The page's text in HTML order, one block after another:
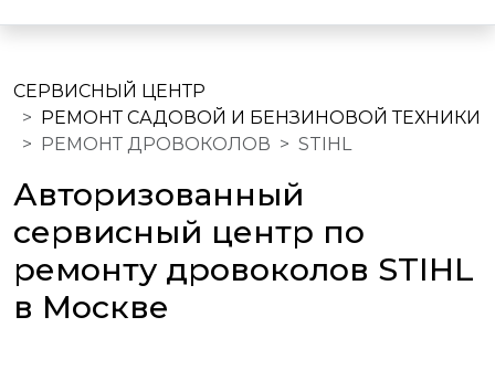
СЕРВИСНЫЙ ЦЕНТР
РЕМОНТ САДОВОЙ И БЕНЗИНОВОЙ ТЕХНИКИ
РЕМОНТ ДРОВОКОЛОВ
STIHL
Авторизованный
сервисный центр по
ремонту дровоколов STIHL
в Москве